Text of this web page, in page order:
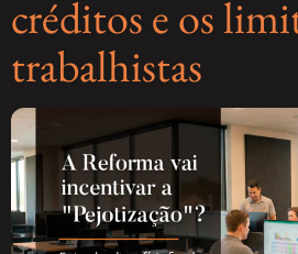
créditos e os
trabalhistas